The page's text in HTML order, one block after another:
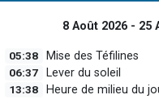
8 Août 2026 - 25
05:38 Mise des Téfilines
06:37 Lever du soleil
13:38 Heure de milieu du